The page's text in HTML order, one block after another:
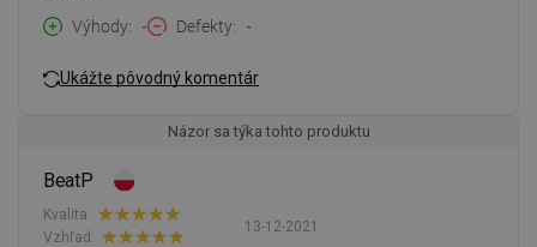
Výhody
- Defekty -
Ukážte pôvodný komentár
Názor sa týka tohto produktu
BeatP
13-12-2021
Kvalita:
Vzhľad: